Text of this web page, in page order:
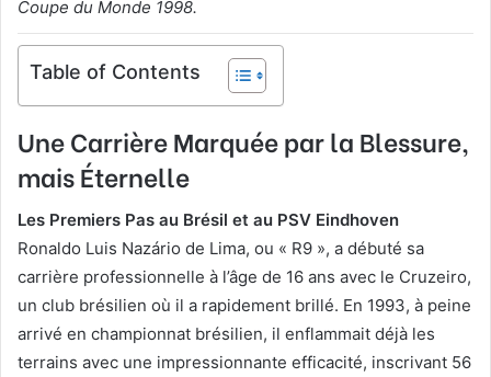
r
r
Coupe du Monde 1998.
Table of Contents
Une Carrière Marquée par la Blessure,
mais Éternelle
Les Premiers Pas au Brésil et au PSV Eindhoven
Ronaldo Luis Nazário de Lima, ou « R9 », a débuté sa
carrière professionnelle à l’âge de 16 ans avec le Cruzeiro,
un club brésilien où il a rapidement brillé. En 1993, à peine
arrivé en championnat brésilien, il enflammait déjà les
terrains avec une impressionnante efficacité, inscrivant 56